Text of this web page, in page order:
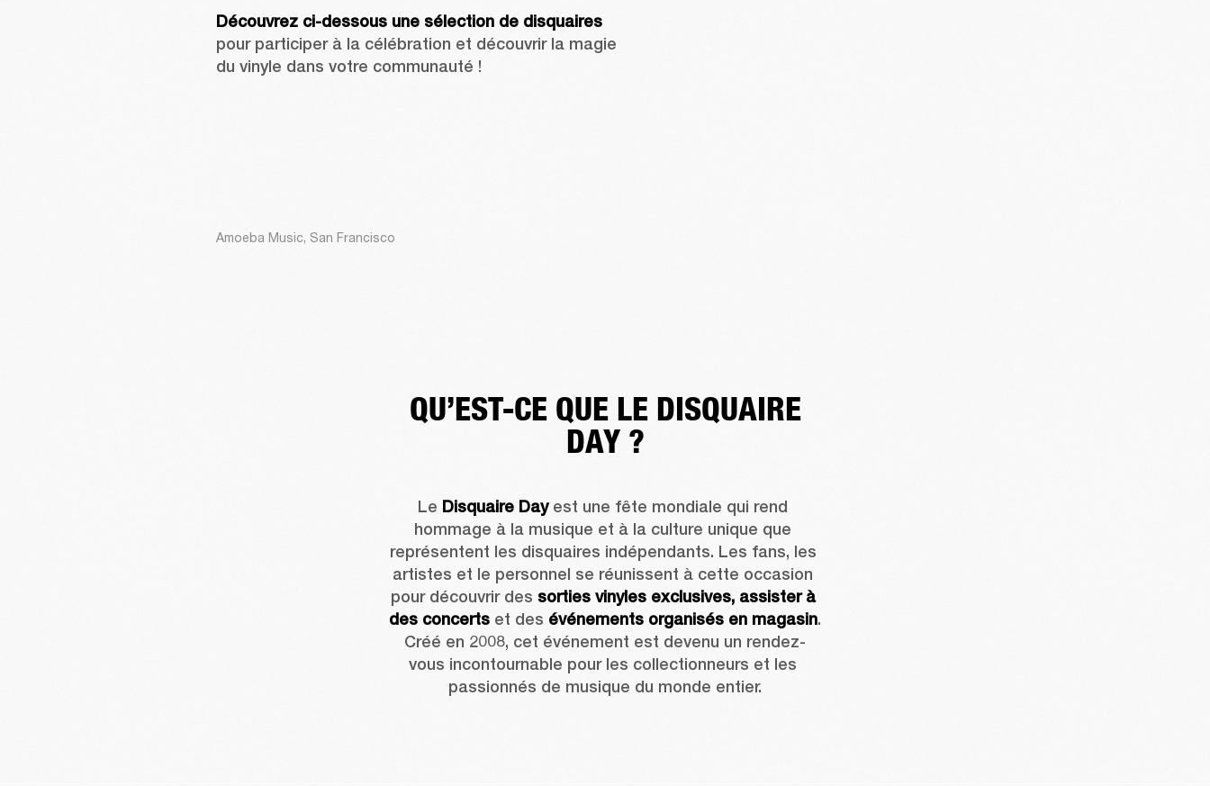
Découvrez ci-dessous une sélection de disquaires
pour participer à la célébration et découvrir la magie
du vinyle dans votre communauté !
Amoeba Music, San Francisco
QU’EST-CE QUE LE DISQUAIRE
DAY ?
Le Disquaire Day est une fête mondiale qui rend
hommage à la musique et à la culture unique que
représentent les disquaires indépendants. Les fans, les
artistes et le personnel se réunissent à cette occasion
pour découvrir des sorties vinyles exclusives, assister à
des concerts et des événements organisés en magasin.
Créé en 2008, cet événement est devenu un rendez-
vous incontournable pour les collectionneurs et les
passionnés de musique du monde entier.